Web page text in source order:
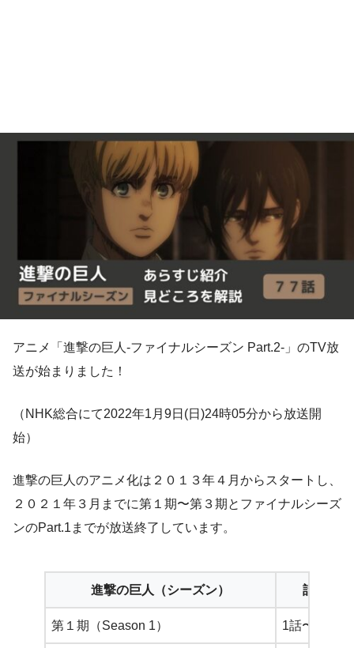
アニメ「進撃の巨人-ファイナルシーズン Part.2-」のTV放
送が始まりました！
（NHK総合にて2022年1月9日(日)24時05分から放送開
始）
進撃の巨人のアニメ化は２０１３年４月からスタートし、
２０２１年３月までに第１期〜第３期とファイナルシーズ
ンのPart.1までが放送終了しています。
進撃の巨人（シーズン） 話数
第１期（Season 1） 1話〜25話